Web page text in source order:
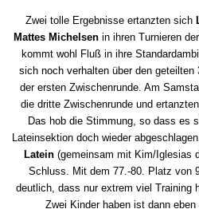
Zwei tolle Ergebnisse ertanzten sich
Mattes Michelsen in ihren Turnieren der
kommt wohl Fluß in ihre
sich noch verhalten über den
der ersten Zwischenrunde. Am
die dritte Zwischenrunde und
Das hob die Stimmung, so dass es
Lateinsektion doch wieder
Latein(gemeinsam mit Kim/Iglesias
Schluss. Mit dem 77.-80. Platz von
deutlich, dass nur extrem viel Training
Zwei Kinder haben ist dann eben